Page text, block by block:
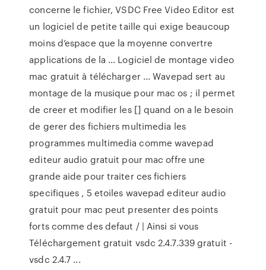
concerne le fichier, VSDC Free Video Editor est
un logiciel de petite taille qui exige beaucoup
moins d’espace que la moyenne convertre
applications de la … Logiciel de montage video
mac gratuit à télécharger ... Wavepad sert au
montage de la musique pour mac os ; il permet
de creer et modifier les [] quand on a le besoin
de gerer des fichiers multimedia les
programmes multimedia comme wavepad
editeur audio gratuit pour mac offre une
grande aide pour traiter ces fichiers
specifiques , 5 etoiles wavepad editeur audio
gratuit pour mac peut presenter des points
forts comme des defaut / | Ainsi si vous
Téléchargement gratuit vsdc 2.4.7.339 gratuit -
vsdc 2.4.7 ...